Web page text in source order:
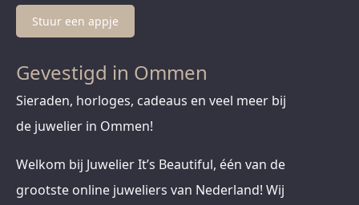
Stuur een appje
Gevestigd in Ommen
Sieraden, horloges, cadeaus en veel meer bij
de juwelier in Ommen!
Welkom bij Juwelier It’s Beautiful, één van de
grootste online juweliers van Nederland! Wij